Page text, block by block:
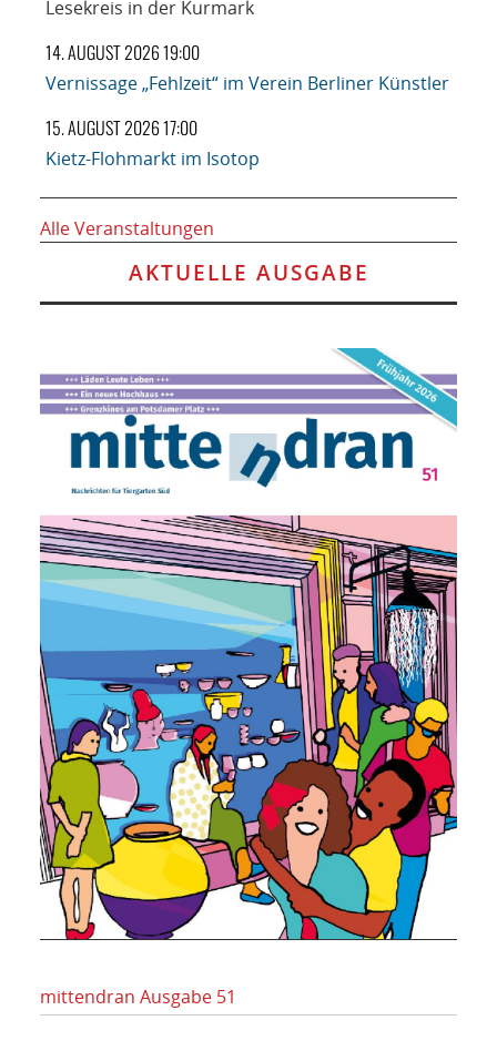
Lesekreis in der Kurmark
14. AUGUST 2026 19:00
Vernissage „Fehlzeit“ im Verein Berliner Künstler
15. AUGUST 2026 17:00
Kietz-Flohmarkt im Isotop
Alle Veranstaltungen
AKTUELLE AUSGABE
mittendran Ausgabe 51